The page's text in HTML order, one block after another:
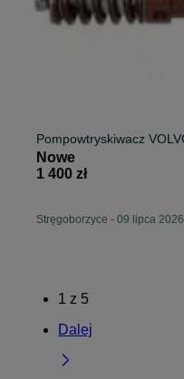
Nowe
1 400 zł
Stręgoborzyce - 09 lipca 2026
1 z 5
Dalej